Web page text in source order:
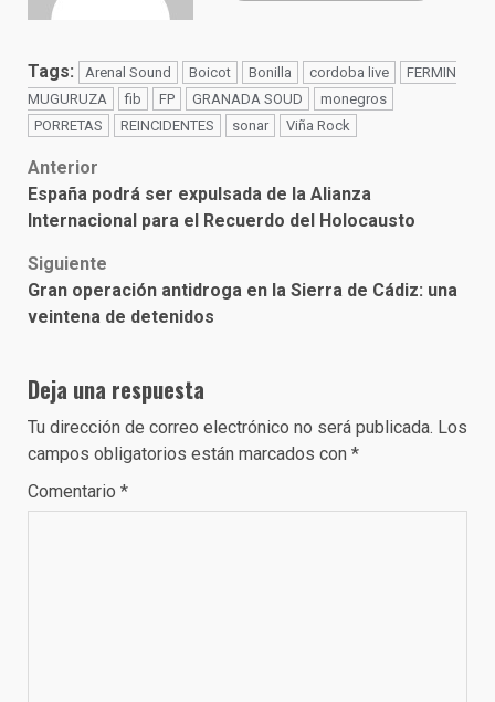
Tags: Arenal Sound Boicot Bonilla cordoba live
FERMIN
MUGURUZA
fib FP GRANADA SOUD
monegros
PORRETAS
REINCIDENTES sonar Viña Rock
Post
navigation
Anterior
España podrá ser expulsada de la Alianza
Internacional para el Recuerdo del Holocausto
Siguiente
Gran operación antidroga en la Sierra de Cádiz: una
veintena de detenidos
Deja una respuesta
Tu dirección de correo electrónico no será publicada. Los
campos obligatorios están marcados con *
Comentario *